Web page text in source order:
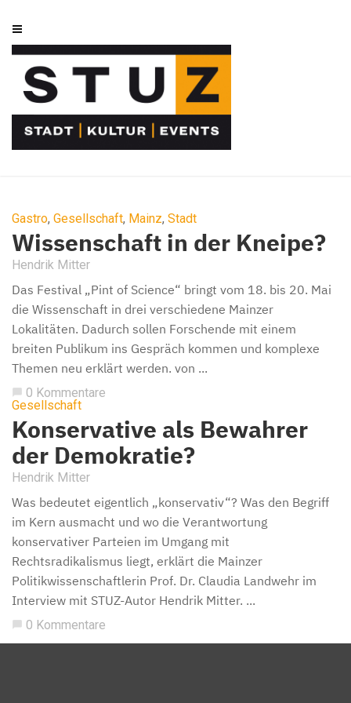
Gastro, Gesellschaft, Mainz, Stadt
Wissenschaft in der Kneipe?
Hendrik Mitter
Das Festival „Pint of Science“ bringt vom 18. bis 20. Mai
die Wissenschaft in drei verschiedene Mainzer
Lokalitäten. Dadurch sollen Forschende mit einem
breiten Publikum ins Gespräch kommen und komplexe
Themen neu erklärt werden. von ...
chat_bubble 0 Kommentare
Gesellschaft
Konservative als Bewahrer
der Demokratie?
Hendrik Mitter
Was bedeutet eigentlich „konservativ“? Was den Begriff
im Kern ausmacht und wo die Verantwortung
konservativer Parteien im Umgang mit
Rechtsradikalismus liegt, erklärt die Mainzer
Politikwissenschaftlerin Prof. Dr. Claudia Landwehr im
Interview mit STUZ-Autor Hendrik Mitter. ...
chat_bubble 0 Kommentare